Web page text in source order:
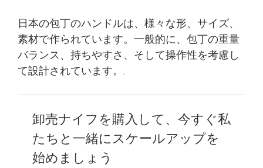
日本の包丁のハンドルは、様々な形、サイズ、
素材で作られています。一般的に、包丁の重量
バランス、持ちやすさ、そして操作性を考慮し
て設計されています。.
卸売ナイフを購入して、今すぐ私
たちと一緒にスケールアップを
始めましょう